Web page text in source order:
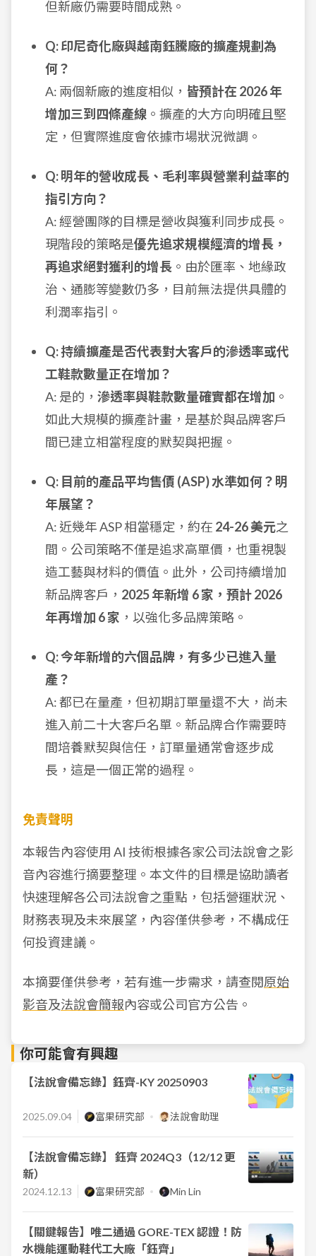
但新廠仍需要時間成熟。
Q: 印尼奇化廠與越南鈺騰廠的擴產規劃為
何？
A: 兩個新廠的進度相似， 皆預計在 2026 年
增加三到四條產線 。擴產的大方向明確且堅
定，但實際進度會依據市場狀況微調。
Q: 明年的營收成長、毛利率與營業利益率的
指引方向？
A: 經營團隊的目標是營收與獲利同步成長。
現階段的策略是優先追求規模經濟的增長，
再追求絕對獲利的增長 。由於匯率、地緣政
治、通膨等變數仍多，目前無法提供具體的
利潤率指引。
Q: 持續擴產是否代表對大客戶的滲透率或代
工鞋款數量正在增加？
A: 是的， 滲透率與鞋款數量確實都在增加 。
如此大規模的擴產計畫，是基於與品牌客戶
間已建立相當程度的默契與把握。
Q: 目前的產品平均售價 (ASP) 水準如何？明
年展望？
A: 近幾年 ASP 相當穩定，約在 24-26 美元之
間。公司策略不僅是追求高單價，也重視製
造工藝與材料的價值。此外，公司持續增加
新品牌客戶， 2025 年新增 6 家，預計 2026
年再增加 6 家 ，以強化多品牌策略。
Q: 今年新增的六個品牌，有多少已進入量
產？
A: 都已在量產，但初期訂單量還不大，尚未
進入前二十大客戶名單。新品牌合作需要時
間培養默契與信任，訂單量通常會逐步成
長，這是一個正常的過程。
免責聲明
本報告內容使用 AI 技術根據各家公司法說會之影
音內容進行摘要整理。本文件的目標是協助讀者
快速理解各公司法說會之重點，包括營運狀況、
財務表現及未來展望，內容僅供參考，不構成任
何投資建議。
本摘要僅供參考，若有進一步需求，請查閱原始
影音及法說會簡報內容或公司官方公告。
你可能會有興趣
【法說會備忘錄】鈺齊-KY 20250903
2025.09.04 富果研究部 法說會助理
【法說會備忘錄】 鈺齊 2024Q3（12/12 更
新）
2024.12.13 富果研究部 Min Lin
【關鍵報告】唯二通過 GORE-TEX 認證！防
水機能運動鞋代工大廠「鈺齊」